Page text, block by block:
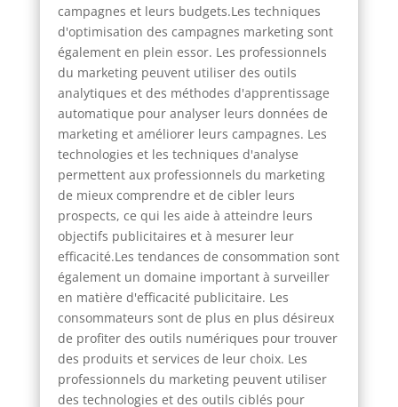
campagnes et leurs budgets.Les techniques
d'optimisation des campagnes marketing sont
également en plein essor. Les professionnels
du marketing peuvent utiliser des outils
analytiques et des méthodes d'apprentissage
automatique pour analyser leurs données de
marketing et améliorer leurs campagnes. Les
technologies et les techniques d'analyse
permettent aux professionnels du marketing
de mieux comprendre et de cibler leurs
prospects, ce qui les aide à atteindre leurs
objectifs publicitaires et à mesurer leur
efficacité.Les tendances de consommation sont
également un domaine important à surveiller
en matière d'efficacité publicitaire. Les
consommateurs sont de plus en plus désireux
de profiter des outils numériques pour trouver
des produits et services de leur choix. Les
professionnels du marketing peuvent utiliser
des technologies et des outils ciblés pour